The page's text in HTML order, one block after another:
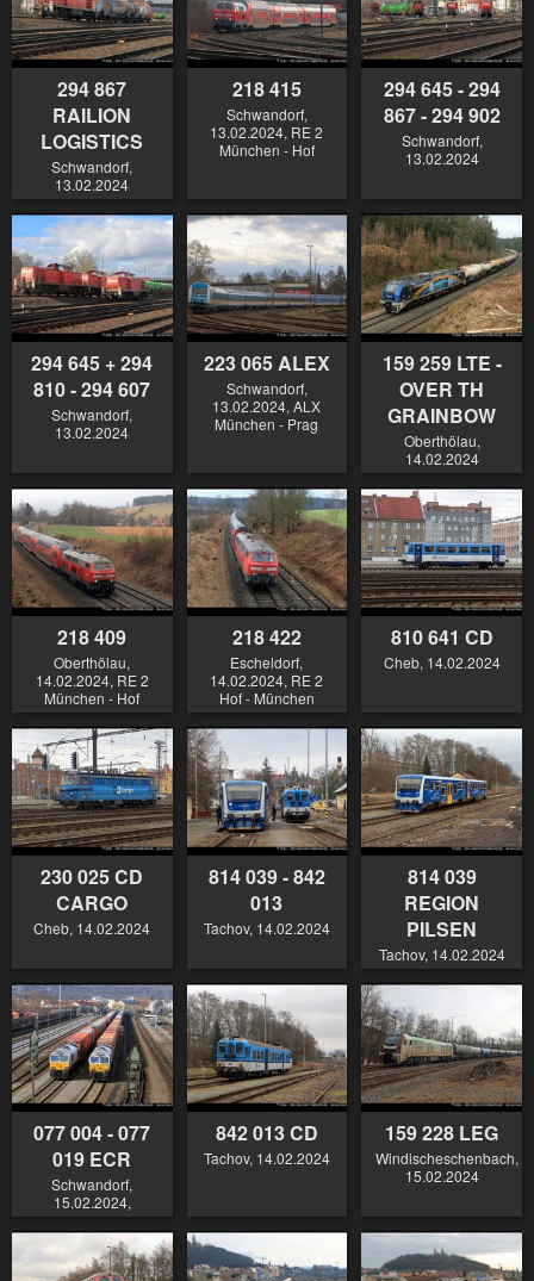
294 867
RAILION
LOGISTICS
Schwandorf,
13.02.2024
218 415
Schwandorf,
13.02.2024, RE 2
München - Hof
294 645 - 294
867 - 294 902
Schwandorf,
13.02.2024
294 645 + 294
810 - 294 607
Schwandorf,
13.02.2024
223 065 ALEX
Schwandorf,
13.02.2024, ALX
München - Prag
159 259 LTE -
OVER TH
GRAINBOW
Oberthölau,
14.02.2024
218 409
Oberthölau,
14.02.2024, RE 2
München - Hof
218 422
Escheldorf,
14.02.2024, RE 2
Hof - München
810 641 CD
Cheb, 14.02.2024
230 025 CD
CARGO
Cheb, 14.02.2024
814 039 - 842
013
Tachov, 14.02.2024
814 039
REGION
PILSEN
Tachov, 14.02.2024
077 004 - 077
019 ECR
Schwandorf,
15.02.2024,
842 013 CD
Tachov, 14.02.2024
159 228 LEG
Windischeschenbach,
15.02.2024